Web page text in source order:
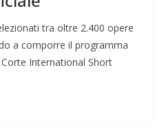
tra oltre 2.400 opere
a comporre il programma
Corte International Short